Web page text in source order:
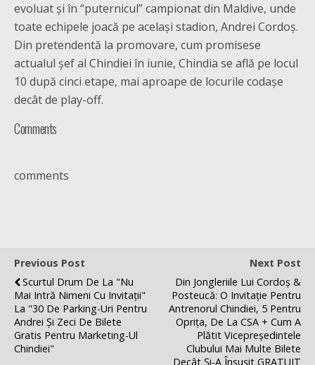
evoluat și în “puternicul” campionat din Maldive, unde
toate echipele joacă pe același stadion, Andrei Cordoș.
Din pretendentă la promovare, cum promisese
actualul șef al Chindiei în iunie, Chindia se află pe locul
10 după cinci etape, mai aproape de locurile codașe
decât de play-off.
Comments
comments
Previous Post
Scurtul Drum De La "Nu
Mai Intră Nimeni Cu Invitații"
La "30 De Parking-Uri Pentru
Andrei Și Zeci De Bilete
Gratis Pentru Marketing-Ul
Chindiei"
Next Post
Din Jongleriile Lui Cordoș &
Posteucă: O Invitație Pentru
Antrenorul Chindiei, 5 Pentru
Oprița, De La CSA + Cum A
Plătit Vicepreședintele
Clubului Mai Multe Bilete
Decât Și-A Însușit GRATUIT